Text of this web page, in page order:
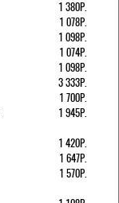
1 380Р.
1 078Р.
1 098Р.
1 074Р.
1 098Р.
3 333Р.
1 700Р.
1 945Р.
1 420Р.
1 647Р.
1 570Р.